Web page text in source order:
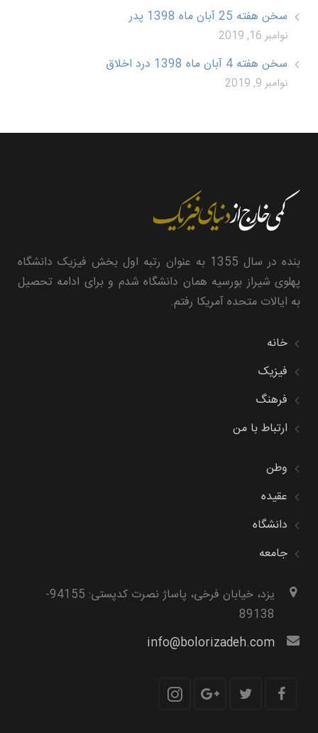
سخن هفته 25 آبان ماه 1398 پدر
نوامبر 16, 2019
سخن هفته 4 آبان ماه 1398 درد اخلاق
نوامبر 9, 2019
بنده در سال 1355 به عنوان رتبه اول بخش فیزیک دانشگاه
پهلوی شیراز بورسیه همان دانشگاه شدم و برای ادامه تحصیل
به ایالات متحده آمریکا رفتم.
خانه
فیزیک
فرهنگ
ارتباط با من
وطن
عقیده
دانشگاه
جامعه
یزد، خیابان فرخی، پاساژ نصرت کدپستی: 94155-
89138
info@bolorizadeh.com